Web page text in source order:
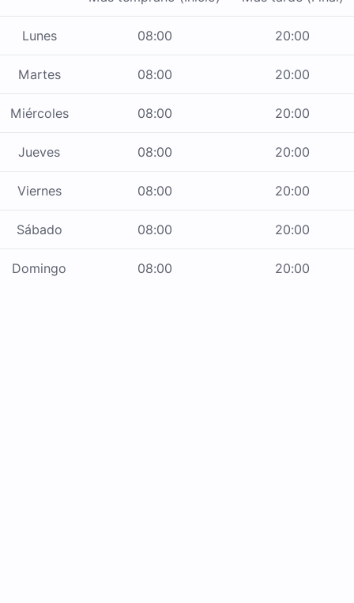
Lunes 08:00 20:00
Martes 08:00 20:00
Miércoles 08:00 20:00
Jueves 08:00 20:00
Viernes 08:00 20:00
Sábado 08:00 20:00
Domingo 08:00 20:00